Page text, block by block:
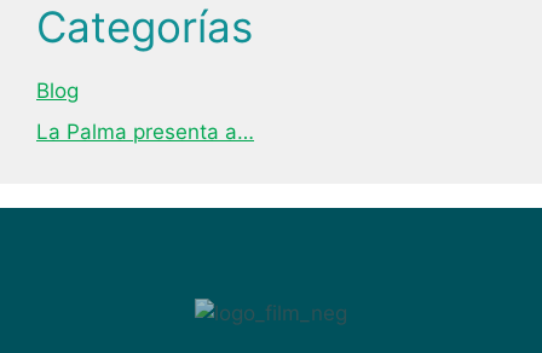
Categorías
Blog
La Palma presenta a…